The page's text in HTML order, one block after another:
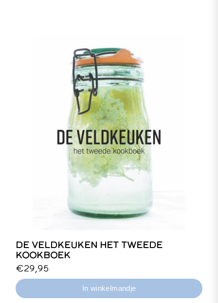
DE VELDKEUKEN HET TWEEDE
KOOKBOEK
LET OP: Wil je het boek opgestuurd
krijgen naar je huisadres? Gebruik dan
de webshop van de vrije uitgevers:
https://veldkeuken.vrijeboeken.com/
€29,95